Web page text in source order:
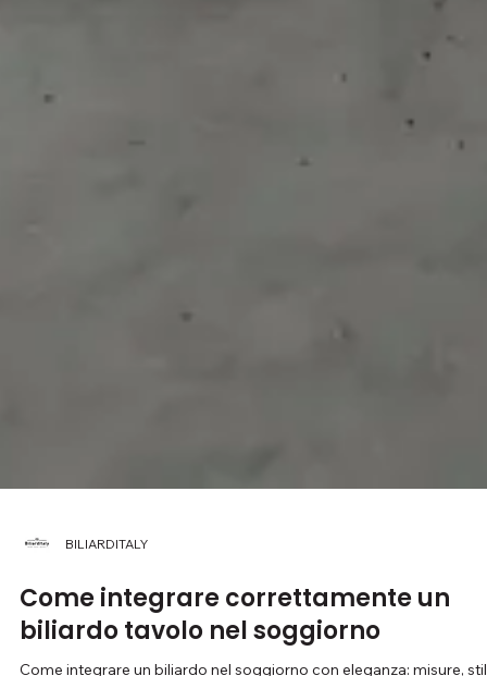
BILIARDITALY
Come integrare correttamente un